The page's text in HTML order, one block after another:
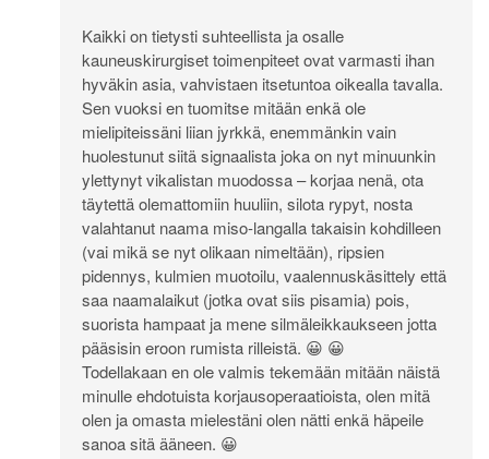
Kaikki on tietysti suhteellista ja osalle
kauneuskirurgiset toimenpiteet ovat varmasti ihan
hyväkin asia, vahvistaen itsetuntoa oikealla tavalla.
Sen vuoksi en tuomitse mitään enkä ole
mielipiteissäni liian jyrkkä, enemmänkin vain
huolestunut siitä signaalista joka on nyt minuunkin
ylettynyt vikalistan muodossa – korjaa nenä, ota
täytettä olemattomiin huuliin, silota rypyt, nosta
valahtanut naama miso-langalla takaisin kohdilleen
(vai mikä se nyt olikaan nimeltään), ripsien
pidennys, kulmien muotoilu, vaalennuskäsittely että
saa naamalaikut (jotka ovat siis pisamia) pois,
suorista hampaat ja mene silmäleikkaukseen jotta
pääsisin eroon rumista rilleistä. 😀 😀
Todellakaan en ole valmis tekemään mitään näistä
minulle ehdotuista korjausoperaatioista, olen mitä
olen ja omasta mielestäni olen nätti enkä häpeile
sanoa sitä ääneen. 😀